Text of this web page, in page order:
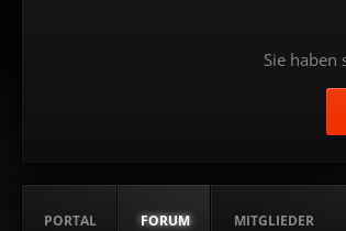
Sie haben
PORTAL FORUM MITGLIEDER